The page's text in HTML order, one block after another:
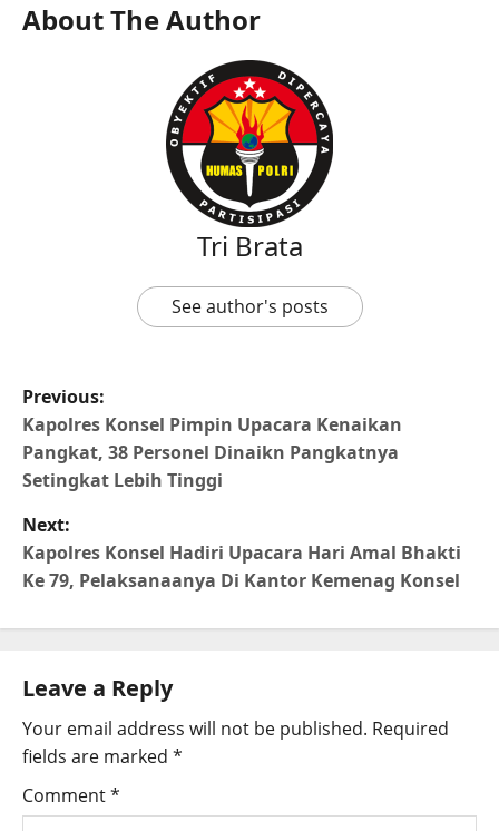
About The Author
Tri Brata
See author's posts
Previous:
Kapolres Konsel Pimpin Upacara Kenaikan
Pangkat, 38 Personel Dinaikn Pangkatnya
Setingkat Lebih Tinggi
Next:
Kapolres Konsel Hadiri Upacara Hari Amal Bhakti
Ke 79, Pelaksanaanya Di Kantor Kemenag Konsel
Leave a Reply
Your email address will not be published. Required
fields are marked *
Comment*